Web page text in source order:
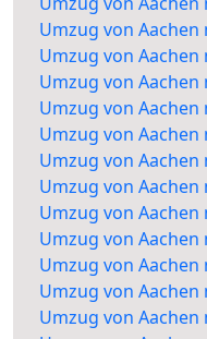
Umzug von
Umzug von Aachen
Umzug von
Umzug von Aachen
Umzug von Aachen
Umzug von Aachen
Umzug von Aachen
Umzug von Aachen
Umzug von Aachen
Umzug von Aachen
Umzug von Aachen
Umzug von Aachen